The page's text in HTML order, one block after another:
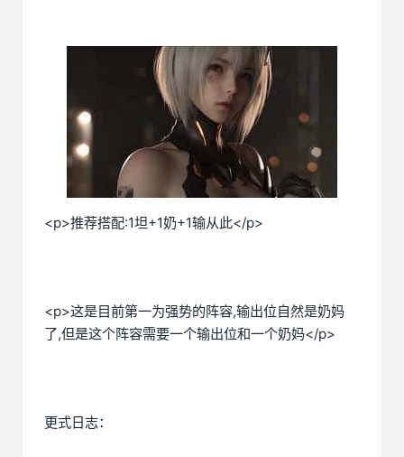
<p>推荐搭配:1坦+1奶+1输从此</p>
<p>这是目前第一为强势的阵容,输出位自然是奶妈
了,但是这个阵容需要一个输出位和一个奶妈</p>
更式日志：